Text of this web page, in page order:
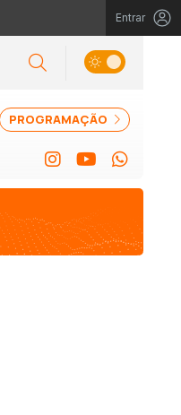
Entrar
PROGRAMAÇÃO